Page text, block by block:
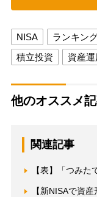
NISA ランキン
積立投資
資産運
他のオススメ
関連記事
【表】「つみ
【新NISAで資